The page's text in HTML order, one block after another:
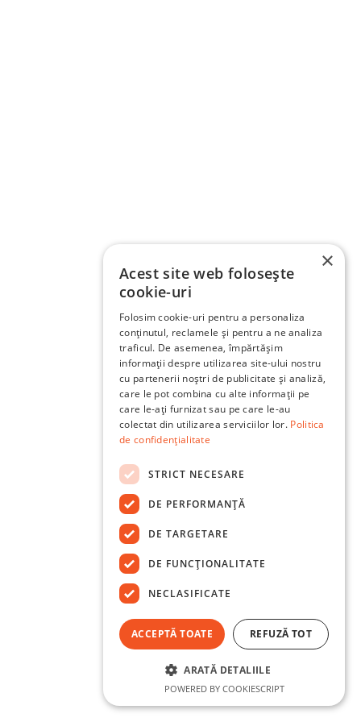
×
Acest site web folosește
cookie-uri
Folosim cookie-uri pentru a personaliza
conținutul, reclamele și pentru a ne analiza
traficul. De asemenea, împărtășim
informații despre utilizarea site-ului nostru
cu partenerii noștri de publicitate și analiză,
care le pot combina cu alte informații pe
care le-ați furnizat sau pe care le-au
colectat din utilizarea serviciilor lor. Politica
de confidențialitate
STRICT NECESARE
DE PERFORMANȚĂ
DE TARGETARE
DE FUNCŢIONALITATE
NECLASIFICATE
ACCEPTĂ TOATE REFUZĂ TOT
ARATĂ DETALIILE
POWERED BY COOKIESCRIPT